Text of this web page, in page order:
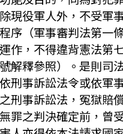
現役軍人外，不受
序（軍事審判法第一
作，不得違背憲法第
解釋參照）。是則司
刑事訴訟法令或依軍
刑事訴訟法，冤獄賠
罪之判決確定前，